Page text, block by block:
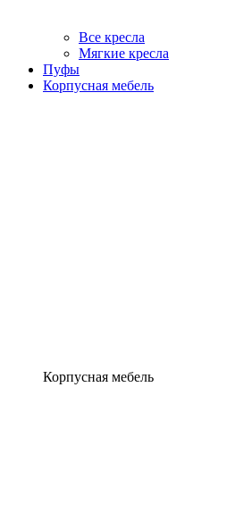
Все кресла
Мягкие кресла
Пуфы
Корпусная мебель
Корпусная мебель